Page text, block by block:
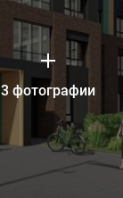
3 фотографии